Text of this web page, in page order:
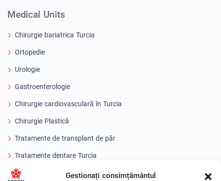
Gestionați consimțământul
Medical Units
Chirurgie bariatrica Turcia
Ortopedie
Urologie
Gastroenterologie
Chirurgie cardiovasculară în Turcia
Chirurgie Plastică
Tratamente de transplant de păr
Tratamente dentare Turcia
Ochi cu laser